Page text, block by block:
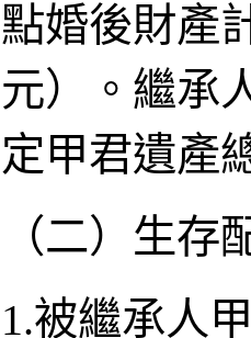
點婚後財產
元）。繼承
定甲君遺產
（二）生
1.被繼承人